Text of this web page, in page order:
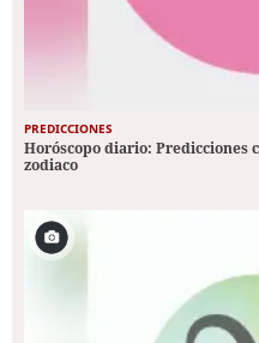
PREDICCIONES
Horóscopo diario: Predicciones
zodiaco